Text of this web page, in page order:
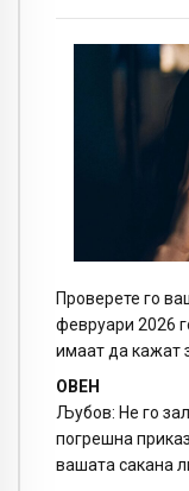
Проверете го
февруари 2026
имаат да кажат
ОВЕН
Љубов: Не го
погрешна
вашата сакана